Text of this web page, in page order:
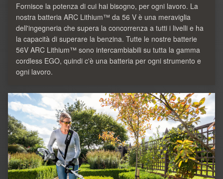
Fornisce la potenza di cui hai bisogno, per ogni lavoro. La
nostra batteria ARC Lithium™ da 56 V è una meraviglia
dell'ingegneria che supera la concorrenza a tutti i livelli e ha
la capacità di superare la benzina. Tutte le nostre batterie
56V ARC Lithium™ sono intercambiabili su tutta la gamma
cordless EGO, quindi c'è una batteria per ogni strumento e
ogni lavoro.